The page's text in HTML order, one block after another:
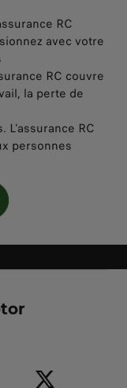
RC
avec votre
RC couvre
la perte de
L'assurance RC
personnes